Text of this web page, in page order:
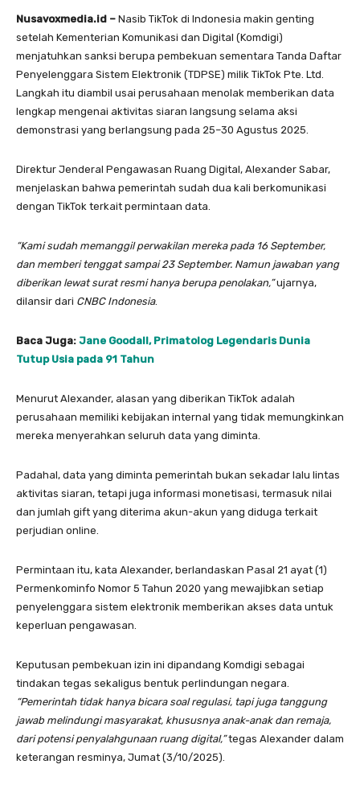
Nusavoxmedia.id – Nasib TikTok di Indonesia makin genting
setelah Kementerian Komunikasi dan Digital (Komdigi)
menjatuhkan sanksi berupa pembekuan sementara Tanda Daftar
Penyelenggara Sistem Elektronik (TDPSE) milik TikTok Pte. Ltd.
Langkah itu diambil usai perusahaan menolak memberikan data
lengkap mengenai aktivitas siaran langsung selama aksi
demonstrasi yang berlangsung pada 25–30 Agustus 2025.
Direktur Jenderal Pengawasan Ruang Digital, Alexander Sabar,
menjelaskan bahwa pemerintah sudah dua kali berkomunikasi
dengan TikTok terkait permintaan data.
“Kami sudah memanggil perwakilan mereka pada 16 September,
dan memberi tenggat sampai 23 September. Namun jawaban yang
diberikan lewat surat resmi hanya berupa penolakan,”ujarnya,
dilansir dari CNBC Indonesia.
Baca Juga: Jane Goodall, Primatolog Legendaris Dunia
Tutup Usia pada 91 Tahun
Menurut Alexander, alasan yang diberikan TikTok adalah
perusahaan memiliki kebijakan internal yang tidak memungkinkan
mereka menyerahkan seluruh data yang diminta.
Padahal, data yang diminta pemerintah bukan sekadar lalu lintas
aktivitas siaran, tetapi juga informasi monetisasi, termasuk nilai
dan jumlah gift yang diterima akun-akun yang diduga terkait
perjudian online.
Permintaan itu, kata Alexander, berlandaskan Pasal 21 ayat (1)
Permenkominfo Nomor 5 Tahun 2020 yang mewajibkan setiap
penyelenggara sistem elektronik memberikan akses data untuk
keperluan pengawasan.
Keputusan pembekuan izin ini dipandang Komdigi sebagai
tindakan tegas sekaligus bentuk perlindungan negara.
“Pemerintah tidak hanya bicara soal regulasi, tapi juga tanggung
jawab melindungi masyarakat, khususnya anak-anak dan remaja,
dari potensi penyalahgunaan ruang digital,”tegas Alexander dalam
keterangan resminya, Jumat (3/10/2025).